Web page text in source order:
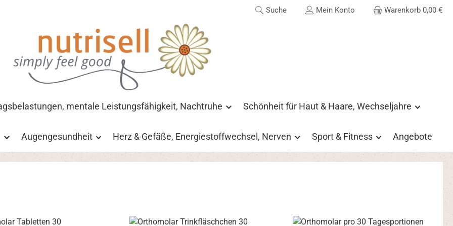
Suche Mein Konto Warenkorb 0,00 €
mentale Leistungsfähigkeit, Nachtruhe Schönheit für Haut & Haare, Wechseljahre
Augengesundheit Herz & Gefäße, Energiestoffwechsel, Nerven Sport & Fitness Angebote